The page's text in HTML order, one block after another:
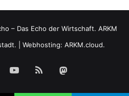
– Das Echo der Wirtschaft. ARKM
Webhosting: ARKM.cloud.
YouTubeRSS